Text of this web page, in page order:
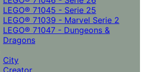
LEGO® 71045 - Serie 25
LEGO® 71039 - Marvel Serie 2
LEGO® 71047 - Dungeons &
Dragons
City
Creator